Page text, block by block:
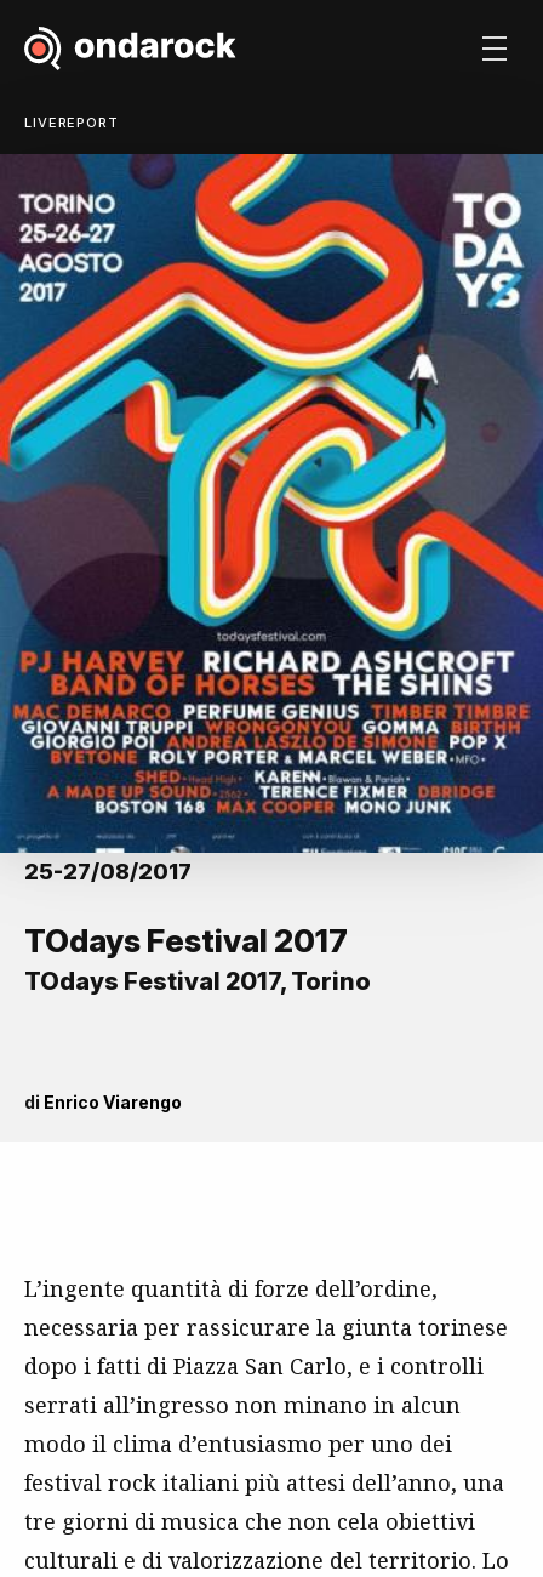
LIVEREPORT
25-27/08/2017
TOdays Festival 2017
TOdays Festival 2017, Torino
di Enrico Viarengo
L’ingente quantità di forze dell’ordine,
necessaria per rassicurare la giunta torinese
dopo i fatti di Piazza San Carlo, e i controlli
serrati all’ingresso non minano in alcun
modo il clima d’entusiasmo per uno dei
festival rock italiani più attesi dell’anno, una
tre giorni di musica che non cela obiettivi
culturali e di valorizzazione del territorio. Lo